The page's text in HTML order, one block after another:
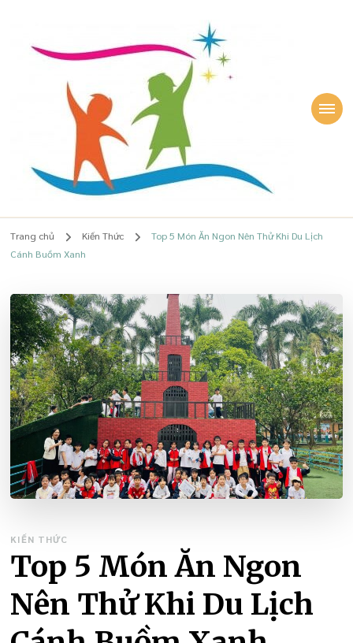
Lê Quỳnh Phương
Quỳnh Phương
Trang chủ Kiến Thức
Top 5 Món Ăn Ngon Nên Thử Khi Du Lịch
Cánh Buồm Xanh
KIẾN THỨC
Top 5 Món Ăn Ngon
Nên Thử Khi Du Lịch